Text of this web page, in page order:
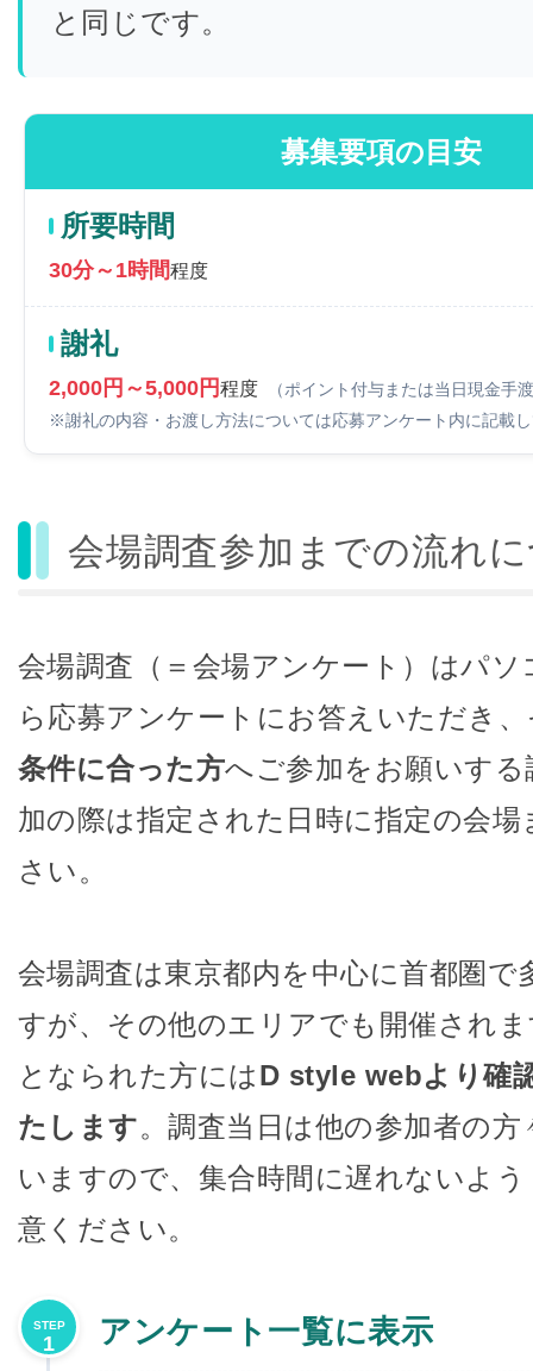
と同じです。
募集要項の目安
所要時間
30分～1時間程度
謝礼
2,000円～5,000円程度
（ポイント付与または当日現金手
※謝礼の内容・お渡し方法については応募アンケート内に記載
会場調査参加までの流れ
会場調査（＝会場アンケート）はパ
ら応募アンケートにお答えいただき
条件に合った方へご参加をお願いす
加の際は指定された日時に指定の会
さい。
会場調査は東京都内を中心に首都圏で
すが、その他のエリアでも開催され
となられた方にはD style webより確
たします。調査当日は他の参加者の
いますので、集合時間に遅れないよ
意ください。
STEP
1 アンケート一覧に表示